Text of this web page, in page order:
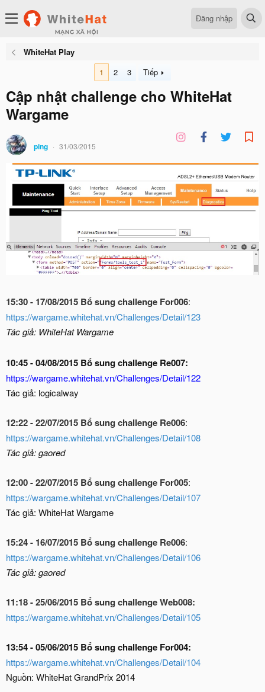
Đăng nhập
WhiteHat Play
1
2 3 Tiếp
Cập nhật challenge cho WhiteHat
Wargame
ping 31/03/2015
15:30 - 17/08/2015 Bổ sung challenge For006:
https://wargame.whitehat.vn/Challenges/Detail/123
Tác giả: WhiteHat Wargame
10:45 - 04/08/2015 Bổ sung challenge Re007:
https://wargame.whitehat.vn/Challenges/Detail/122
Tác giả: logicalway
12:22 - 22/07/2015 Bổ sung challenge Re006:
https://wargame.whitehat.vn/Challenges/Detail/108
Tác giả: gaored
12:00 - 22/07/2015 Bổ sung challenge For005:
https://wargame.whitehat.vn/Challenges/Detail/107
Tác giả: WhiteHat Wargame
15:24 - 16/07/2015 Bổ sung challenge Re006:
https://wargame.whitehat.vn/Challenges/Detail/106
Tác giả: gaored
11:18 - 25/06/2015 Bổ sung challenge Web008:
https://wargame.whitehat.vn/Challenges/Detail/105
13:54 - 05/06/2015 Bổ sung challenge For004:
https://wargame.whitehat.vn/Challenges/Detail/104
Nguồn: WhiteHat GrandPrix 2014